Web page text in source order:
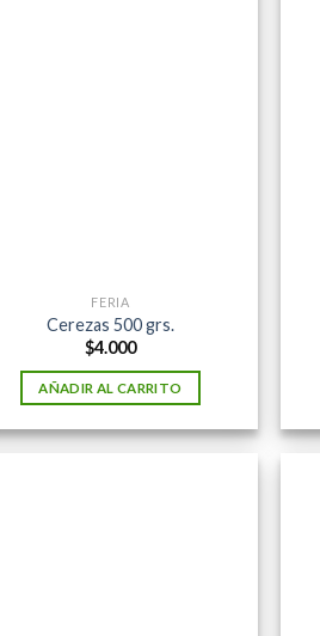
FERIA
Cerezas 500 grs.
$4.000
AÑADIR AL CARRITO